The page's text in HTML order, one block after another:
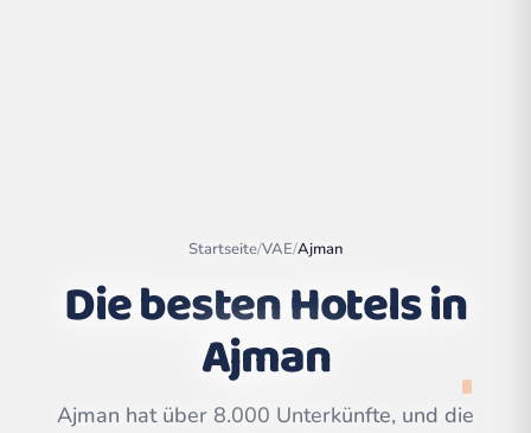
Leaflet|
contributors | ©
CARTO
Startseite/VAE/Ajman
Die besten Hotels in
Ajman
Ajman hat über 8.000 Unterkünfte, und die